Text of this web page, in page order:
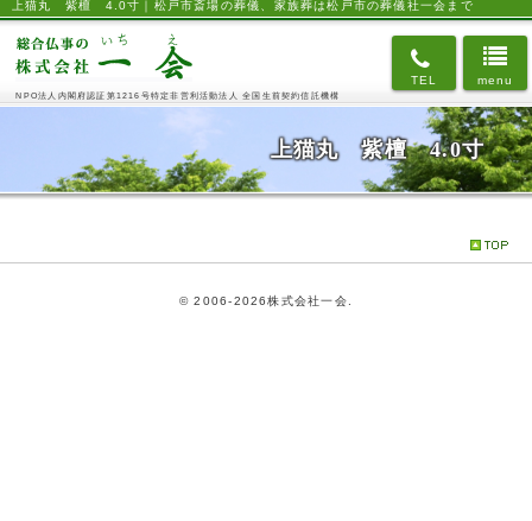
上猫丸 紫檀 4.0寸｜松戸市斎場の葬儀、家族葬は松戸市の葬儀社一会まで
menu
TEL
NPO法人内閣府認証第1216号特定非営利活動法人 全国生前契約信託機構
上猫丸 紫檀 4.0寸
©2006-2026株式会社一会.